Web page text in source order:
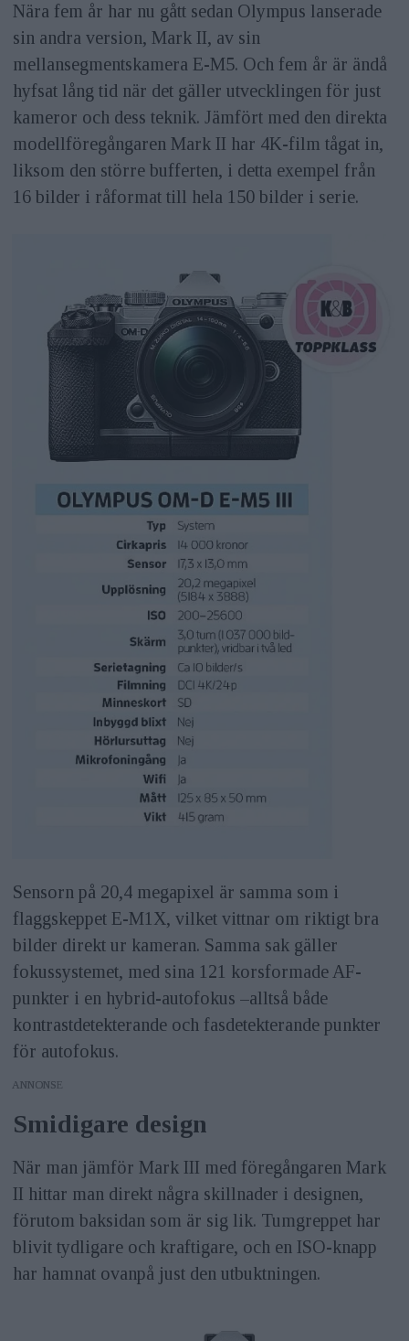
Nära fem år har nu gått sedan Olympus lanserade
sin andra version, Mark II, av sin
mellansegmentskamera E-M5. Och fem år är ändå
hyfsat lång tid när det gäller utvecklingen för just
kameror och dess teknik. Jämfört med den direkta
modellföregångaren Mark II har 4K-film tågat in,
liksom den större bufferten, i detta exempel från
16 bilder i råformat till hela 150 bilder i serie.
Sensorn på 20,4 megapixel är samma som i
flaggskeppet E-M1X, vilket vittnar om riktigt bra
bilder direkt ur kameran. Samma sak gäller
fokussystemet, med sina 121 korsformade AF-
punkter i en hybrid-autofokus –alltså både
kontrastdetekterande och fasdetekterande punkter
för autofokus.
ANNONS
Smidigare design
När man jämför Mark III med föregångaren Mark
II hittar man direkt några skillnader i designen,
förutom baksidan som är sig lik. Tumgreppet har
blivit tydligare och kraftigare, och en ISO-knapp
har hamnat ovanpå just den utbuktningen.